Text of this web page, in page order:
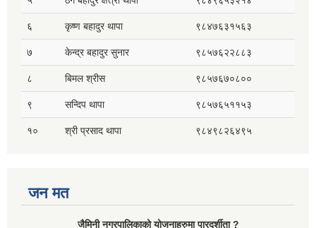
६ कृष्ण बहादुर थापा ९८४७६३१५६३
७ केन्द्र बहादुर सुनार ९८५७६२२८८३
८ बिमल श्रीस ९८५७६७०८००
९ सन्दिप थापा ९८५७६५११५३
१० श्री प्रसाद थापा ९८४९८२६४९५
जन मत
जैमिनी नगरपालिकाको योजनाहरुमा पारदर्शीता ?